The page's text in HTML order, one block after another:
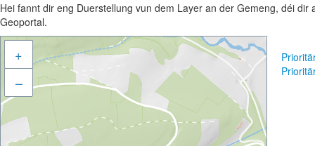
Hei fannt dir eng Duerstellung vun dem Layer an der Gemeng, déi
Geoportal.
+
–